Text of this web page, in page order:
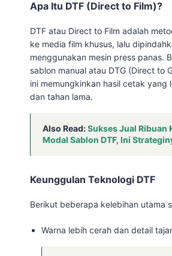
Apa Itu DTF (Direct to Film)?
DTF atau Direct to Film adalah
ke media film khusus, lalu
menggunakan mesin press panas.
sablon manual atau DTG (Direct to
ini memungkinkan hasil cetak yang
dan tahan lama.
Also Read:Sukses Jual Ribuan
Modal Sablon DTF, Ini
Keunggulan Teknologi DTF
Berikut beberapa kelebihan utama
Warna lebih cerah dan detail